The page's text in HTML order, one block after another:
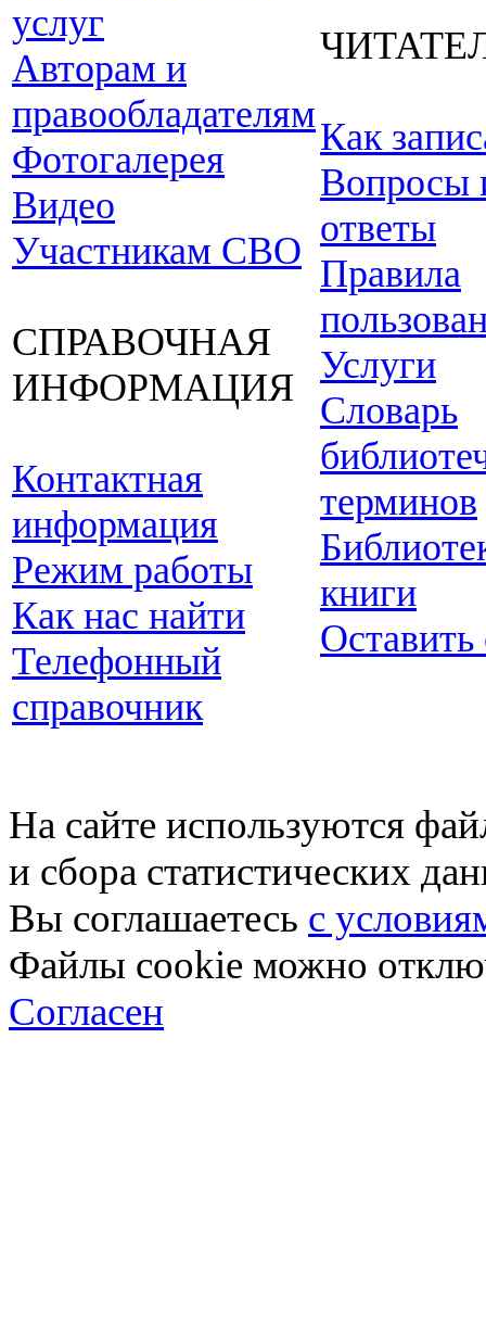
услуг
Авторам и
правообладателям
Фотогалерея
Видео
Участникам СВО
СПРАВОЧНАЯ
ИНФОРМАЦИЯ
Контактная
информация
Режим работы
Как нас найти
Телефонный
справочник
Как
Вопросы
ответы
Правила
Услуги
Словарь
терминов
книги
Оставить
На сайте используются
и сбора статистических
Вы соглашаетесь с
Файлы cookie можно
Согласен